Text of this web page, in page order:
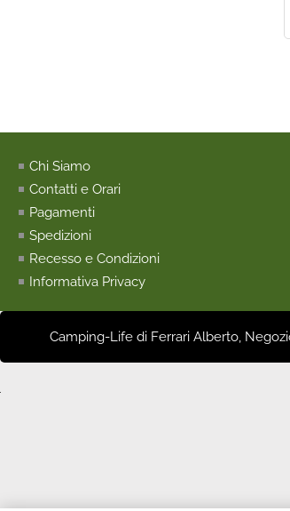
Chi Siamo
Contatti e Orari
Pagamenti
Spedizioni
Recesso e Condizioni
Informativa Privacy
Camping-Life di Ferrari Alberto,